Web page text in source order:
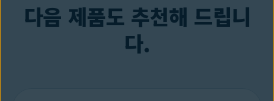
다음 제품도 추천해 드립니
다.